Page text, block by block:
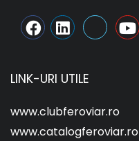
LINK-URI UTILE
www.clubferoviar.ro
www.catalogferoviar.ro